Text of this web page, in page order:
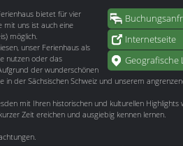
Internetseite
Geografische
bietet für vier
mit uns ist auch eine
möglich.
unser Ferienhaus als
nutzen oder das
der wunderschönen
der Sächsischen Schweiz und unserem
mit Ihren historischen und kulturellen Highlights
Zeit ereichen und ausgiebig kennen lernen.